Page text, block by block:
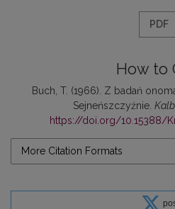
PDF
How to
Buch, T. (1966). Z badań
Sejneńszczyźnie.
https://doi.org/10.15388/
More Citation Formats